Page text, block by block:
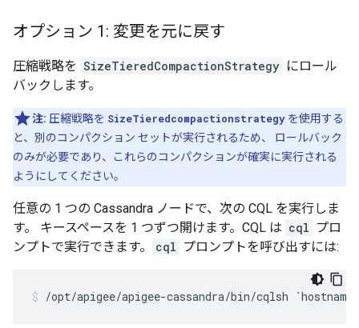
オプション 1: 変更を元に戻す
圧縮戦略を SizeTieredCompactionStrategy にロール
バックします。
注: 圧縮戦略を SizeTieredcompactionstrategy を使用する
と、別のコンパクション セットが実行されるため、 ロールバック
のみが必要であり、これらのコンパクションが確実に実行される
ようにしてください。
任意の 1 つの Cassandra ノードで、次の CQL を実行しま
す。 キースペースを 1 つずつ開けます。CQL は cql プロ
ンプトで実行できます。
cql プロンプトを呼び出すには:
/opt/apigee/apigee-cassandra/bin/cqlsh